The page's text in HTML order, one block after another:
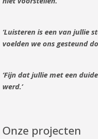
‘Luisteren is een van jullie
voelden we ons gesteund
‘Fijn dat jullie met een
werd.’
Onze projecten